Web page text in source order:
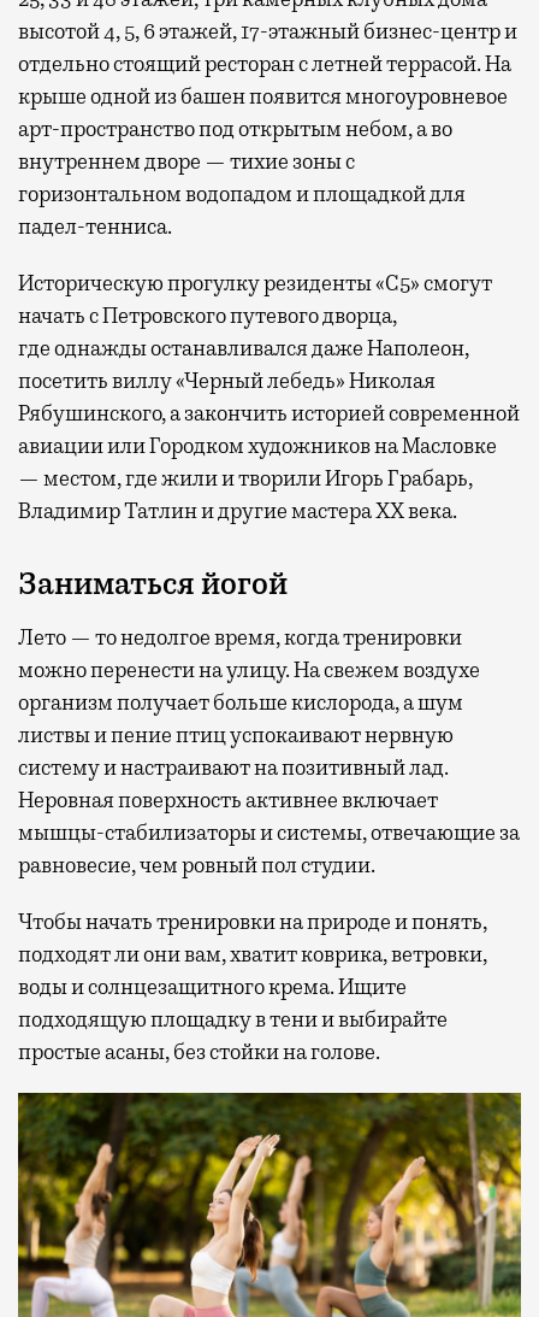
высотой 4, 5, 6 этажей, 17-этажный бизнес-центр и
отдельно стоящий ресторан с летней террасой. На
крыше одной из башен появится многоуровневое
арт-пространство под открытым небом, а во
внутреннем дворе — тихие зоны с
горизонтальном водопадом и площадкой для
падел-тенниса.
Историческую прогулку резиденты «С5» смогут
начать с Петровского путевого дворца,
гдеоднажды останавливался даже Наполеон,
посетить виллу «Черный лебедь» Николая
Рябушинского, а закончить историей современной
авиации или Городком художников на Масловке
— местом, где жили и творили Игорь Грабарь,
Владимир Татлин и другие мастера XX века.
Заниматься йогой
Лето — то недолгое время, когда тренировки
можно перенести на улицу. На свежем воздухе
организм получает больше кислорода, а шум
листвы и пение птиц успокаивают нервную
систему и настраивают на позитивный лад.
Неровная поверхность активнее включает
мышцы-стабилизаторы и системы, отвечающие за
равновесие, чем ровный пол студии.
Чтобы начать тренировки на природе и понять,
подходят ли они вам, хватит коврика, ветровки,
воды и солнцезащитного крема. Ищите
подходящую площадку в тени и выбирайте
простые асаны, без стойки на голове.